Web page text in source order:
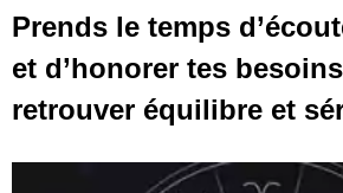
Prends le temps
et d’honorer tes
retrouver équilibre et